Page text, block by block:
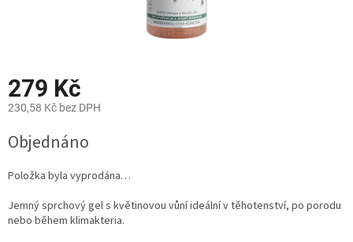
279 Kč
230,58 Kč bez DPH
cena:
Objednáno
Položka byla vyprodána…
Jemný sprchový gel s květinovou vůní ideální v těhotenství, po porodu
nebo během klimakteria.